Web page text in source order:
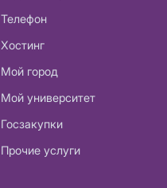
Телефон
Хостинг
Мой город
Мой университет
Госзакупки
Прочие услуги